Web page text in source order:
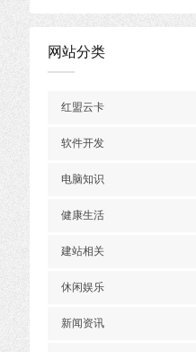
网站分类
红盟云卡
软件开发
电脑知识
健康生活
建站相关
休闲娱乐
新闻资讯